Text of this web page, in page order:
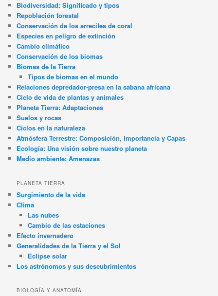
Biodiversidad: Significado y tipos
Repoblación forestal
Conservación de los arrecifes de coral
Especies en peligro de extinción
Cambio climático
Conservación de los biomas
Biomas de la Tierra
Tipos de biomas en el mundo
Relaciones depredador-presa en la sabana africana
Ciclo de vida de plantas y animales
Planeta Tierra: Adaptaciones
Suelos y rocas
Ciclos en la naturaleza
Atmósfera Terrestre: Composición, Importancia y Capas
Ecología: Una visión sobre nuestro planeta
Medio ambiente: Amenazas
PLANETA TIERRA
Surgimiento de la vida
Clima
Las nubes
Cambio de las estaciones
Efecto invernadero
Generalidades de la Tierra y el Sol
Eclipse solar
Los astrónomos y sus descubrimientos
BIOLOGÍA Y ANATOMÍA